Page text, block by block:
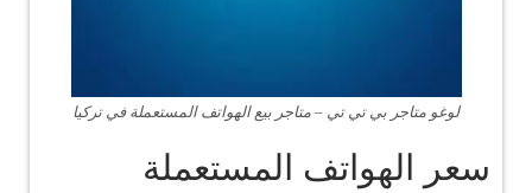
لوغو متاجر بي تي تي – متاجر بيع الهواتف المستعملة في تركيا
سعر الهواتف المستعملة